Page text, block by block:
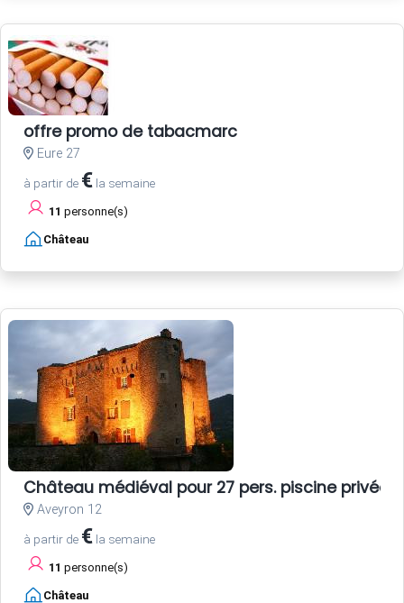
offre promo de tabacmarc
Eure 27
à partir de € la semaine
11 personne(s)
Château
Château médiéval pour 27 pers. piscine privée
Aveyron 12
à partir de € la semaine
11 personne(s)
Château